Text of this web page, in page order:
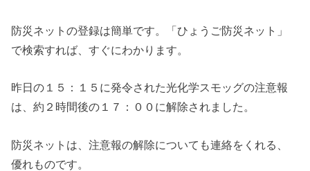
防災ネットの登録は簡単です。「ひょうご防災ネット」
で検索すれば、すぐにわかります。
昨日の１５：１５に発令された光化学スモッグの注意報
は、約２時間後の１７：００に解除されました。
防災ネットは、注意報の解除についても連絡をくれる、
優れものです。